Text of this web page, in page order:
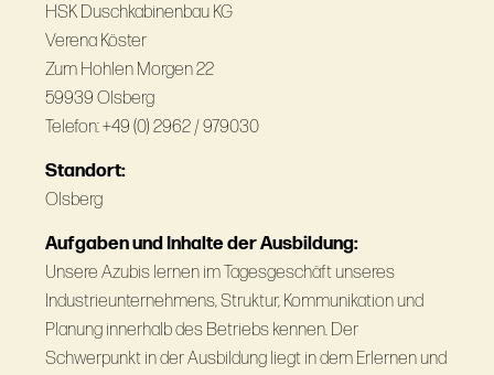
HSK Duschkabinenbau KG
Verena Köster
Zum Hohlen Morgen 22
59939 Olsberg
Telefon: +49 (0) 2962 / 979030
Standort:
Olsberg
Aufgaben und Inhalte der Ausbildung:
Unsere Azubis lernen im Tagesgeschäft unseres
Industrieunternehmens, Struktur, Kommunikation und
Planung innerhalb des Betriebs kennen. Der
Schwerpunkt in der Ausbildung liegt in dem Erlernen und